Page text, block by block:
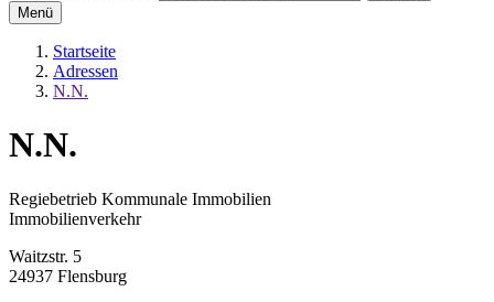
Menü
Startseite
Adressen
N.N.
N.N.
Regiebetrieb Kommunale Immobilien
Immobilienverkehr
Waitzstr. 5
24937 Flensburg